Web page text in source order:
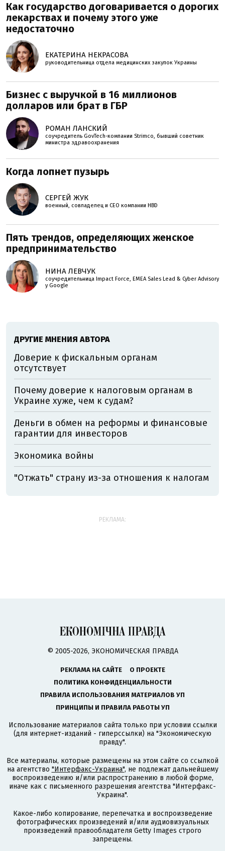
Как государство договаривается о дорогих
лекарствах и почему этого уже
недостаточно
ЕКАТЕРИНА НЕКРАСОВА
руководительница отдела медицинских закупок Украины
Бизнес с выручкой в 16 миллионов
долларов или брат в ГБР
РОМАН ЛАНСКИЙ
соучредитель GovTech-компании Strimco, бывший советник
министра здравоохранения
Когда лопнет пузырь
СЕРГЕЙ ЖУК
военный, совладелец и СЕО компании HBD
Пять трендов, определяющих женское
предпринимательство
НИНА ЛЕВЧУК
соучредительница Impact Force, EMEA Sales Lead & Cyber Advisory
у Google
ДРУГИЕ МНЕНИЯ АВТОРА
Доверие к фискальным органам
отсутствует
Почему доверие к налоговым органам в
Украине хуже, чем к судам?
Деньги в обмен на реформы и финансовые
гарантии для инвесторов
Экономика войны
"Отжать" страну из-за отношения к налогам
РЕКЛАМА:
© 2005-2026, ЭКОНОМИЧЕСКАЯ ПРАВДА
РЕКЛАМА НА САЙТЕ
О ПРОЕКТЕ
ПОЛИТИКА КОНФИДЕНЦИАЛЬНОСТИ
ПРАВИЛА ИСПОЛЬЗОВАНИЯ МАТЕРИАЛОВ УП
ПРИНЦИПЫ И ПРАВИЛА РАБОТЫ УП
Использование материалов сайта только при условии ссылки
(для интернет-изданий - гиперссылки) на "Экономическую
правду".
Все материалы, которые размещены на этом сайте со ссылкой
на агентство "Интерфакс-Украина", не подлежат дальнейшему
воспроизведению и/или распространению в любой форме,
иначе как с письменного разрешения агентства "Интерфакс-
Украина".
Какое-либо копирование, перепечатка и воспроизведение
фотографических произведений и/или аудиовизуальных
произведений правообладателя Getty Images строго
запрещены.